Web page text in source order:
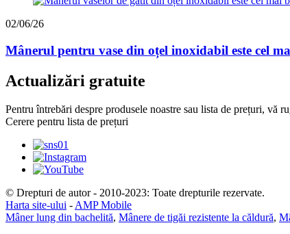
02/06/26
Mânerul pentru vase din oțel inoxidabil este cel
Actualizări gratuite
Pentru întrebări despre produsele noastre sau lista de prețuri, vă
Cerere pentru lista de prețuri
© Drepturi de autor - 2010-2023: Toate drepturile rezervate.
Harta site-ului -AMP Mobile
Mâner lung din bachelită, Mânere de tigăi rezistente la căldură,